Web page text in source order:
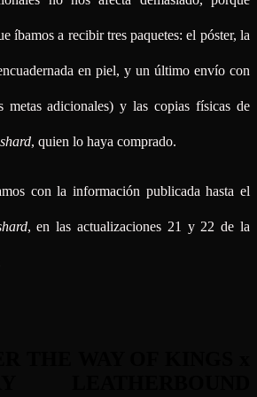
íbamos a recibir tres paquetes: el póster, la
en piel, y un último envío con
adicionales) y las copias físicas de
, quien lo haya comprado.
con la información publicada hasta el
, en las actualizaciones 21 y 22 de la